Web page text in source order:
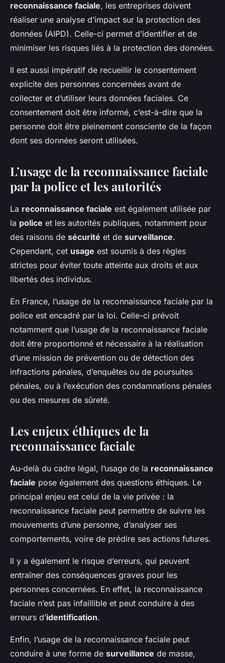
reconnaissance faciale, les entreprises doivent
réaliser une analyse d’impact sur la protection des
données (AIPD). Celle-ci permet d’identifier et de
minimiser les risques liés à la protection des données.
Il est aussi impératif de recueillir le consentement
explicite des personnes concernées avant de
collecter et d’utiliser leurs données faciales. Ce
consentement doit être informé, c’est-à-dire que la
personne doit être pleinement consciente de la façon
dont ses données seront utilisées.
L’usage de la reconnaissance faciale
par la police et les autorités
La reconnaissance faciale est également utilisée par
la police et les autorités publiques, notamment pour
des raisons de sécurité et de surveillance.
Cependant, cet usage est soumis à des règles
strictes pour éviter toute atteinte aux droits et aux
libertés des individus.
En France, l’usage de la reconnaissance faciale par la
police est encadré par la loi. Celle-ci prévoit
notamment que l’usage de la reconnaissance faciale
doit être proportionné et nécessaire à la réalisation
d’une mission de prévention ou de détection des
infractions pénales, d’enquêtes ou de poursuites
pénales, ou à l’exécution des condamnations pénales
ou des mesures de sûreté.
Les enjeux éthiques de la
reconnaissance faciale
Au-delà du cadre légal, l’usage de la reconnaissance
faciale pose également des questions éthiques. Le
principal enjeu est celui de la vie privée : la
reconnaissance faciale peut permettre de suivre les
mouvements d’une personne, d’analyser ses
comportements, voire de prédire ses actions futures.
Il y a également le risque d’erreurs, qui peuvent
entraîner des conséquences graves pour les
personnes concernées. En effet, la reconnaissance
faciale n’est pas infaillible et peut conduire à des
erreurs d’identification.
Enfin, l’usage de la reconnaissance faciale peut
conduire à une forme de surveillance de masse,